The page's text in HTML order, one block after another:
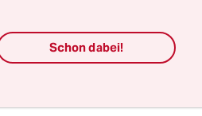
Schon dabei!